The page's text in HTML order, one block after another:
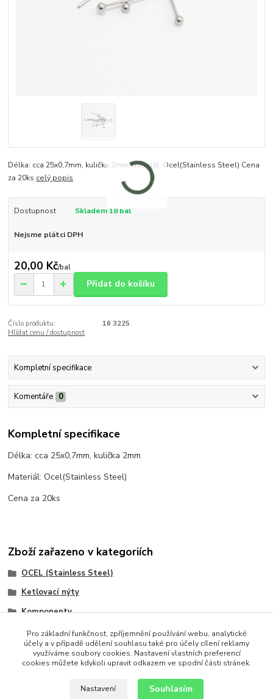
Délka: cca 25x0,7mm, kulička 2mm Materiál: Ocel(Stainless Steel) Cena
za 20ks celý popis
Dostupnost Skladem 18 bal
Nejsme plátci DPH
20,00 Kč/bal
Přidat do košíku
Číslo produktu:
16 3225
Hlídat cenu / dostupnost
Kompletní specifikace
Komentáře 0
Kompletní specifikace
Délka: cca 25x0,7mm, kulička 2mm
Materiál: Ocel(Stainless Steel)
Cena za 20ks
Zboží zařazeno v kategoriích
OCEL (Stainless Steel)
Ketlovací nýty
Komponenty
Z chirurgické oceli
S ozdobným koncem
Pro základní funkčnost, zpříjemnění používání webu, analytické
účely a v případě udělení souhlasu také pro účely cílení reklamy
využíváme soubory cookies. Nastavení vlastních preferencí
cookies můžete kdykoli upravit odkazem ve spodní části stránek.
Nastavení Souhlasím